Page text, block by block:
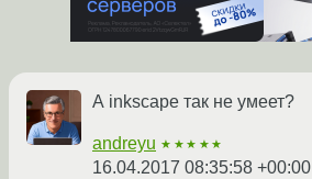
А inkscape так не умеет?
andreyu ★★★★★
16.04.2017 08:35:58 +00:00